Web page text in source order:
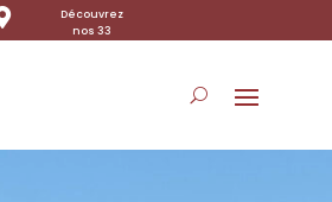
Découvrez
nos 33